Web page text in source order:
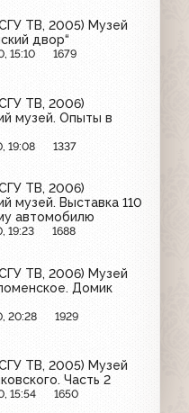
ТВ, 2005) Музей
двор“
15:10 1679
ТВ, 2006)
музей. Опыты в
19:08 1337
ТВ, 2006)
музей. Выставка 110
автомобилю
19:23 1688
ТВ, 2006) Музей
Домик
20:28 1929
ТВ, 2005) Музей
Часть 2
15:54 1650